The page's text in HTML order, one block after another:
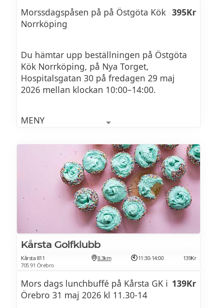
Sparrissallad med parmesan, citron, chili &
Rödbetor med pärlcouscous, salladslök &
balsamico
Feta-ost med salsa verde, valnötter &
Oxe / kyckling / sås / tillbehör /
potatisgratäng / rostad potatis
DESSERT
Morssdagspåsen på på Östgöta Kök
Norrköping
395Kr
Du hämtar upp beställningen på Östgöta
Kök Norrköping, på Nya Torget,
Hospitalsgatan 30 på fredagen 29 maj
2026 mellan klockan 10:00–14:00.
MENY
Skagentårta på kavringsbotten (L, Ä, G)
Varmrätt:
Kall inkokt lax med sauce verte, pressgurka
och färskpotatis (Ä)
Dessert:
Kårsta Golfklubb
Kårsta 811
705 91 Örebro
8.3km 11:30-14:00 139Kr
Mors dags lunchbuffé på Kårsta GK i
Örebro 31 maj 2026 kl 11.30-14
139Kr